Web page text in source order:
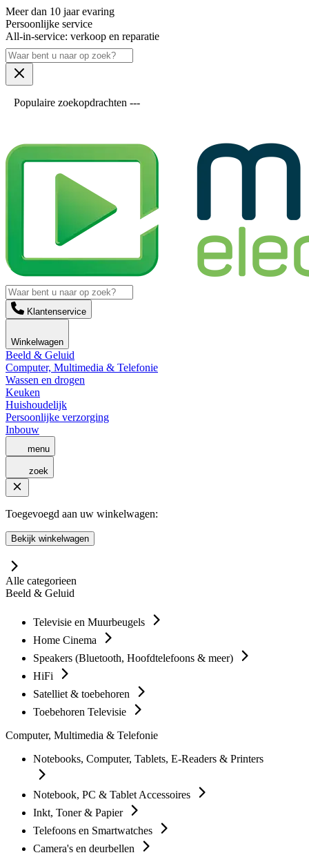
Meer dan 10 jaar evaring
Persoonlijke service
All-in-service: verkoop en reparatie
Populaire zoekopdrachten ---
Klantenservice
Winkelwagen
Beeld & Geluid
Computer, Multimedia & Telefonie
Wassen en drogen
Keuken
Huishoudelijk
Persoonlijke verzorging
Inbouw
menu
zoek
Toegevoegd aan uw winkelwagen:
Bekijk winkelwagen
Alle categorieen
Beeld & Geluid
Televisie en Muurbeugels
Home Cinema
Speakers (Bluetooth, Hoofdtelefoons & meer)
HiFi
Satelliet & toebehoren
Toebehoren Televisie
Computer, Multimedia & Telefonie
Notebooks, Computer, Tablets, E-Readers & Printers
Notebook, PC & Tablet Accessoires
Inkt, Toner & Papier
Telefoons en Smartwatches
Camera's en deurbellen